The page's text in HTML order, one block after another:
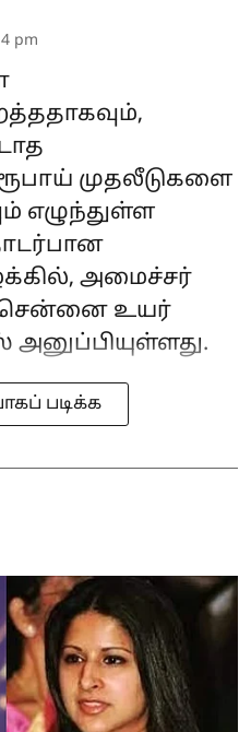
pm
முதலீடுகளை
எழுந்துள்ள
அமைச்சர்
சென்னை உயர்
படிக்க